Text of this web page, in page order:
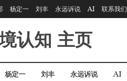
杨定一 刘丰 永远诉说 AI 联系我们
认知 主页
杨定一 刘丰 永远诉说 AI